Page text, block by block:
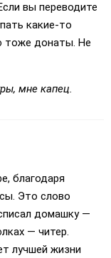
вы переводите
какие-то
тоже донаты. Не
мне капец.
благодаря
Это слово
домашку —
— читер.
лучшей жизни